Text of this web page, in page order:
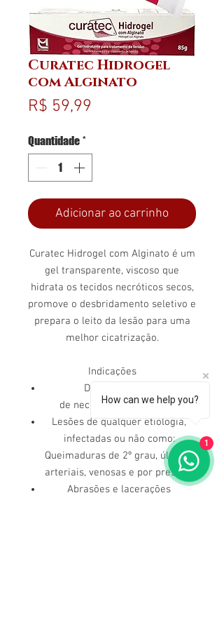
Curatec Hidrogel
com Alginato
R$ 59,99
Quantidade *
Adicionar ao carrinho
Curatec Hidrogel com Alginato é um
gel transparente, viscoso que
hidrata os tecidos necróticos secos,
promove o desbridamento seletivo e
prepara o leito da lesão para uma
melhor cicatrização.
Indicações
​Desbridamento
de necrose/esfacelo seca;
Lesões de qualquer etiologia,
infectadas ou não como:
Queimaduras de 2º grau, úlceras
arteriais, venosas e por pressão;
Abrasões e lacerações
How can we help you?
1